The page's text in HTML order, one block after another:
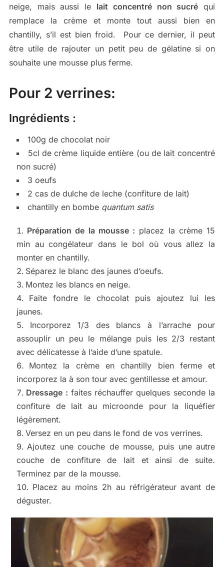
neige, mais aussi le lait concentré non sucré qui
remplace la crème et monte tout aussi bien en
chantilly, s’il est bien froid. Pour ce dernier, il peut
être utile de rajouter un petit peu de gélatine si on
souhaite une mousse plus ferme.
Pour 2 verrines:
Ingrédients :
100g de chocolat noir
5cl de crème liquide entière (ou de lait concentré
non sucré)
3 oeufs
2 cas de dulche de leche (confiture de lait)
chantilly en bombe quantum satis
Préparation de la mousse : placez la crème 15
min au congélateur dans le bol où vous allez la
monter en chantilly.
Séparez le blanc des jaunes d’oeufs.
Montez les blancs en neige.
Faite fondre le chocolat puis ajoutez lui les
jaunes.
Incorporez 1/3 des blancs à l’arrache pour
assouplir un peu le mélange puis les 2/3 restant
avec délicatesse à l’aide d’une spatule.
Montez la crème en chantilly bien ferme et
incorporez la à son tour avec gentillesse et amour.
Dressage : faites réchauffer quelques seconde la
confiture de lait au microonde pour la liquéfier
légèrement.
Versez en un peu dans le fond de vos verrines.
Ajoutez une couche de mousse, puis une autre
couche de confiture de lait et ainsi de suite.
Terminez par de la mousse.
Placez au moins 2h au réfrigérateur avant de
déguster.